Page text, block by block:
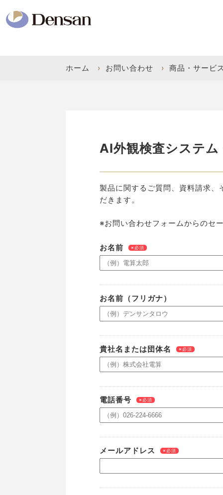
ホーム › お問い合わせ › 商品・サービ
AI外観検査システ
製品に関するご質問、資料請求
だきます。
※お問い合わせフォームからのセ
お名前 ※必須
お名前（フリガナ）
貴社名または団体名 ※必須
電話番号 ※必須
メールアドレス ※必須